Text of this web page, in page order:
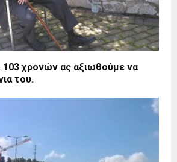
103 χρονών ας αξιωθούμε να
του.